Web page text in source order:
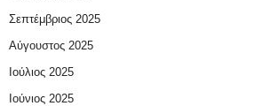
Σεπτέμβριος 2025
Αύγουστος 2025
Ιούλιος 2025
Ιούνιος 2025